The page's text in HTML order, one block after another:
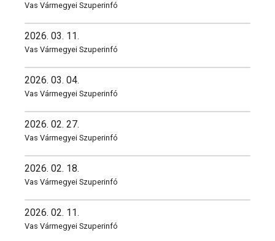
Vas Vármegyei Szuperinfó
2026. 03. 11.
Vas Vármegyei Szuperinfó
2026. 03. 04.
Vas Vármegyei Szuperinfó
2026. 02. 27.
Vas Vármegyei Szuperinfó
2026. 02. 18.
Vas Vármegyei Szuperinfó
2026. 02. 11.
Vas Vármegyei Szuperinfó